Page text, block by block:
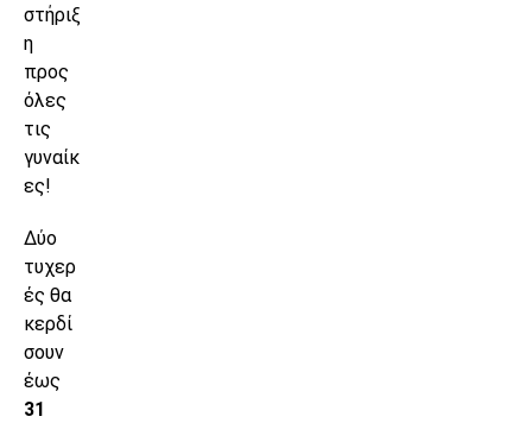
στήριξ
η
προς
όλες
τις
γυναίκ
ες!
Δύο
τυχερ
ές θα
κερδί
σουν
έως
31